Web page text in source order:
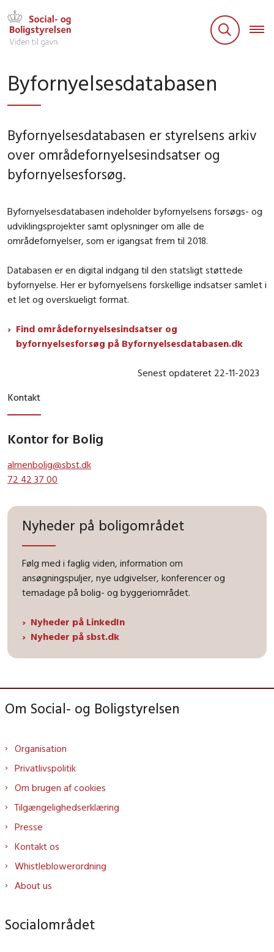
Byfornyelsesdatabasen
Byfornyelsesdatabasen er styrelsens arkiv
over områdefornyelsesindsatser og
byfornyelsesforsøg.
Byfornyelsesdatabasen indeholder byfornyelsens forsøgs- og
udviklingsprojekter samt oplysninger om alle de
områdefornyelser, som er igangsat frem til 2018.
Databasen er en digital indgang til den statsligt støttede
byfornyelse. Her er byfornyelsens forskellige indsatser samlet i
et let og overskueligt format.
Find områdefornyelsesindsatser og
byfornyelsesforsøg på Byfornyelsesdatabasen.dk
Senest opdateret 22-11-2023
Kontakt
Kontor for Bolig
almenbolig@sbst.dk
72 42 37 00
Nyheder på boligområdet
Følg med i faglig viden, information om
ansøgningspuljer, nye udgivelser, konferencer og
temadage på bolig- og byggeriområdet.
Nyheder på LinkedIn
Nyheder på sbst.dk
Om Social- og Boligstyrelsen
Organisation
Privatlivspolitik
Om brugen af cookies
Tilgængelighedserklæring
Presse
Kontakt os
Whistleblowerordning
About us
Socialområdet